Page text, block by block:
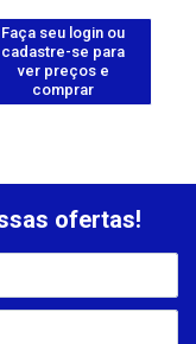
Faça seu login ou
cadastre-se para
ver preços e
comprar
ofertas!